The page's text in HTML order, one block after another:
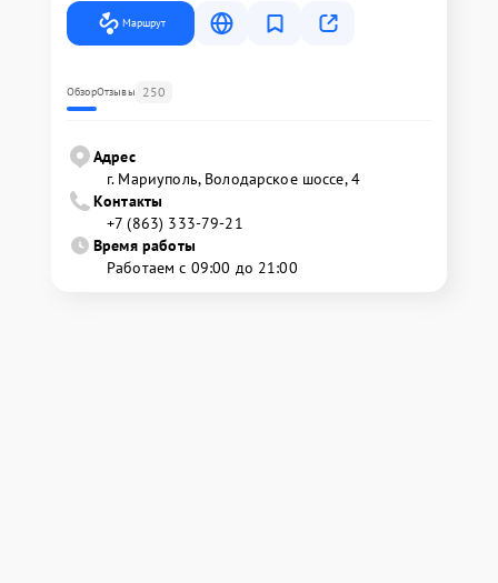
Маршрут
ОбзорОтзывы 250
Адрес
г. Мариуполь, Володарское шоссе, 4
Контакты
+7 (863) 333-79-21
Время работы
Работаем с 09:00 до 21:00